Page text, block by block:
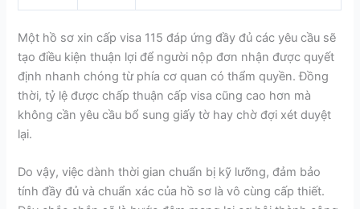
Một hồ sơ xin cấp visa 115 đáp ứng đầy đủ các yêu cầu sẽ
tạo điều kiện thuận lợi để người nộp đơn nhận được quyết
định nhanh chóng từ phía cơ quan có thẩm quyền. Đồng
thời, tỷ lệ được chấp thuận cấp visa cũng cao hơn mà
không cần yêu cầu bổ sung giấy tờ hay chờ đợi xét duyệt
lại.
Do vậy, việc dành thời gian chuẩn bị kỹ lưỡng, đảm bảo
tính đầy đủ và chuẩn xác của hồ sơ là vô cùng cấp thiết.